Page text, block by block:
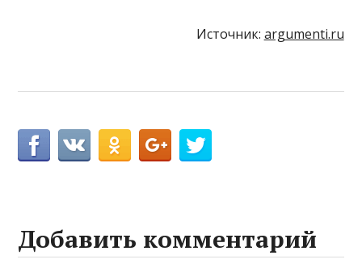
Источник: argumenti.ru
Добавить комментарий